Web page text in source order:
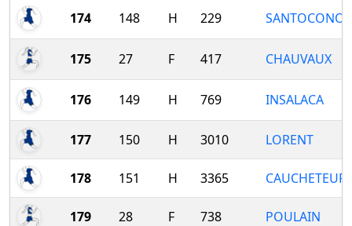
174 148 H 229 SANTOCONO
175 27 F 417 CHAUVAUX
176 149 H 769 INSALACA
177 150 H 3010 LORENT
178 151 H 3365 CAUCHETEUR
179 28 F 738 POULAIN